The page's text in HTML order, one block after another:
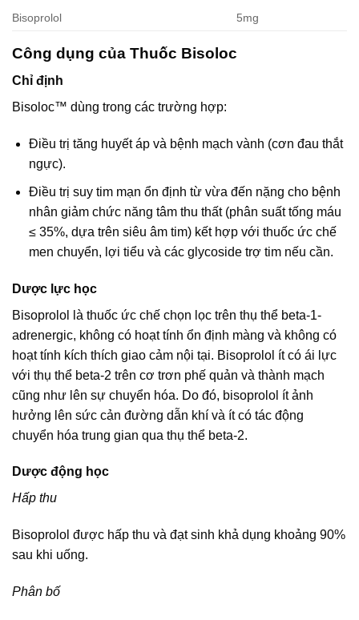
Bisoprolol 5mg
Công dụng của Thuốc Bisoloc
Chỉ định
Bisoloc™ dùng trong các trường hợp:
Điều trị tăng huyết áp và bệnh mạch vành (cơn đau thắt
ngực).
Điều trị suy tim mạn ổn định từ vừa đến nặng cho bệnh
nhân giảm chức năng tâm thu thất (phân suất tống máu
≤ 35%, dựa trên siêu âm tim) kết hợp với thuốc ức chế
men chuyển, lợi tiểu và các glycoside trợ tim nếu cần.
Dược lực học
Bisoprolol là thuốc ức chế chọn lọc trên thụ thể beta-1-
adrenergic, không có hoạt tính ổn định màng và không có
hoạt tính kích thích giao cảm nội tại. Bisoprolol ít có ái lực
với thụ thể beta-2 trên cơ trơn phế quản và thành mạch
cũng như lên sự chuyển hóa. Do đó, bisoprolol ít ảnh
hưởng lên sức cản đường dẫn khí và ít có tác động
chuyển hóa trung gian qua thụ thể beta-2.
Dược động học
Hấp thu
Bisoprolol được hấp thu và đạt sinh khả dụng khoảng 90%
sau khi uống.
Phân bố